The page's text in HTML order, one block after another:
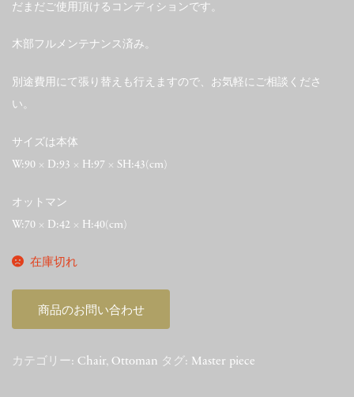
だまだご使用頂けるコンディションです。
木部フルメンテナンス済み。
別途費用にて張り替えも行えますので、お気軽にご相談くださ
い。
サイズは本体
W:90 × D:93 × H:97 × SH:43(cm)
オットマン
W:70 × D:42 × H:40(cm)
在庫切れ
商品のお問い合わせ
カテゴリー: Chair, Ottoman タグ: Master piece